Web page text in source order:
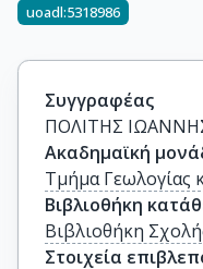
uoadl:5318986
Συγγραφέας
ΠΟΛΙΤΗΣ
Ακαδημαϊκή
Τμήμα Γεωλογίας
Βιβλιοθήκη
Βιβλιοθήκη
Στοιχεία